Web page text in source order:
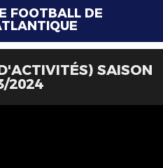
FOOTBALL DE
SAISON
2024